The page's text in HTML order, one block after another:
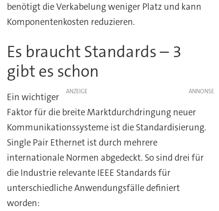
benötigt die Verkabelung weniger Platz und kann
Komponentenkosten reduzieren.
Es braucht Standards – 3
gibt es schon
ANZEIGE
Ein wichtiger
Faktor für die breite Marktdurchdringung neuer
Kommunikationssysteme ist die Standardisierung.
Single Pair Ethernet ist durch mehrere
internationale Normen abgedeckt. So sind drei für
die Industrie relevante IEEE Standards für
unterschiedliche Anwendungsfälle definiert
worden: